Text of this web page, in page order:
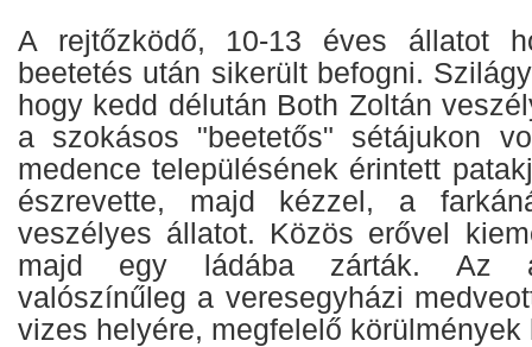
A rejtőzködő, 10-13 éves állatot
beetetés után sikerült befogni.
hogy kedd délután Both Zoltán
a szokásos "beetetős" sétájukon
medence településének érintett
észrevette, majd kézzel, a
veszélyes állatot. Közös erővel
majd egy ládába zárták. Az
valószínűleg a veresegyházi
vizes helyére, megfelelő